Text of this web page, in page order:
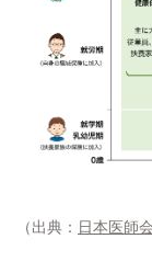
（出典： 日本医師